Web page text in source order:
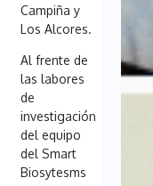
Campiña y
Los Alcores.
Al frente de
las labores
de
investigación
del equipo
del Smart
Biosytesms